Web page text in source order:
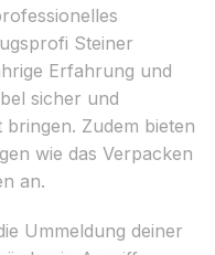
Steiner
Erfahrung und
sicher und
Zudem bieten
wie das Verpacken
an.
Ummeldung deiner